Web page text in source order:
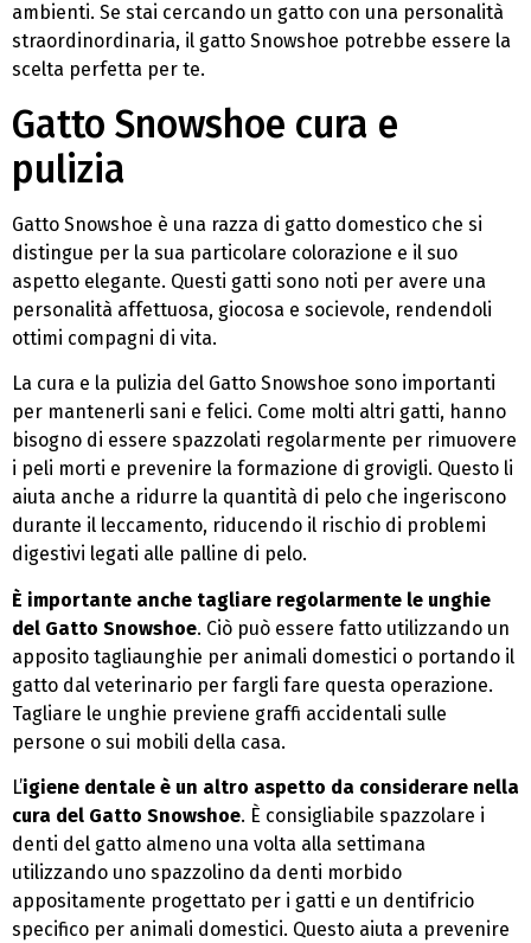
ambienti. Se stai cercando un gatto con una personalità
straordinordinaria, il gatto Snowshoe potrebbe essere la
scelta perfetta per te.
Gatto Snowshoe cura e
pulizia
Gatto Snowshoe è una razza di gatto domestico che si
distingue per la sua particolare colorazione e il suo
aspetto elegante. Questi gatti sono noti per avere una
personalità affettuosa, giocosa e socievole, rendendoli
ottimi compagni di vita.
La cura e la pulizia del Gatto Snowshoe sono importanti
per mantenerli sani e felici. Come molti altri gatti, hanno
bisogno di essere spazzolati regolarmente per rimuovere
i peli morti e prevenire la formazione di grovigli. Questo li
aiuta anche a ridurre la quantità di pelo che ingeriscono
durante il leccamento, riducendo il rischio di problemi
digestivi legati alle palline di pelo.
È importante anche tagliare regolarmente le unghie
del Gatto Snowshoe. Ciò può essere fatto utilizzando un
apposito tagliaunghie per animali domestici o portando il
gatto dal veterinario per fargli fare questa operazione.
Tagliare le unghie previene graffi accidentali sulle
persone o sui mobili della casa.
L’igiene dentale è un altro aspetto da considerare nella
cura del Gatto Snowshoe. È consigliabile spazzolare i
denti del gatto almeno una volta alla settimana
utilizzando uno spazzolino da denti morbido
appositamente progettato per i gatti e un dentifricio
specifico per animali domestici. Questo aiuta a prevenire